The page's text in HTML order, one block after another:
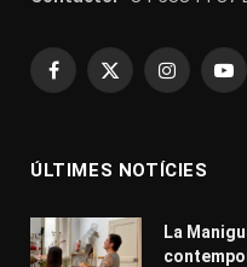
Facebook
X
Instagram
ÚLTIMES NOTÍCIES
La